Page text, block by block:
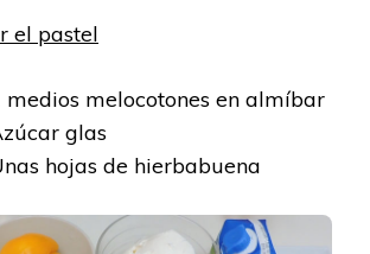
el pastel
medios melocotones en almíbar
glas
hojas de hierbabuena